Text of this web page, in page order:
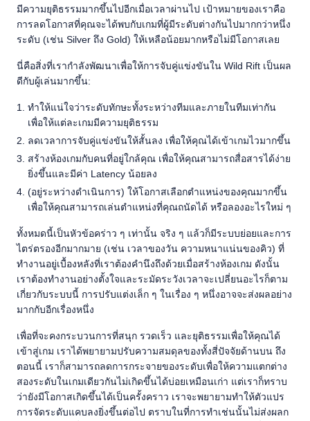
มีความยุติธรรมมากขึ้นไปอีกเมื่อเวลาผ่านไป เป้าหมายของเราคือ
การลดโอกาสที่คุณจะได้พบกับเกมที่ผู้มีระดับต่างกันไปมากกว่าหนึ่ง
ระดับ (เช่น Silver ถึง Gold) ให้เหลือน้อยมากหรือไม่มีโอกาสเลย
นี่คือสิ่งที่เรากำลังพัฒนาเพื่อให้การจับคู่แข่งขันใน Wild Rift เป็นผล
ดีกับผู้เล่นมากขึ้น:
ทำให้แน่ใจว่าระดับทักษะทั้งระหว่างทีมและภายในทีมเท่ากัน
เพื่อให้แต่ละเกมมีความยุติธรรม
ลดเวลาการจับคู่แข่งขันให้สั้นลง เพื่อให้คุณได้เข้าเกมไวมากขึ้น
สร้างห้องเกมกับคนที่อยู่ใกล้คุณ เพื่อให้คุณสามารถสื่อสารได้ง่าย
ยิ่งขึ้นและมีค่า Latency น้อยลง
(อยู่ระหว่างดำเนินการ) ให้โอกาสเลือกตำแหน่งของคุณมากขึ้น
เพื่อให้คุณสามารถเล่นตำแหน่งที่คุณถนัดได้ หรือลองอะไรใหม่ ๆ
ทั้งหมดนี้เป็นหัวข้อคร่าว ๆ เท่านั้น จริง ๆ แล้วก็มีระบบย่อยและการ
ไตร่ตรองอีกมากมาย (เช่น เวลาของวัน ความหนาแน่นของคิว) ที่
ทำงานอยู่เบื้องหลังที่เราต้องคำนึงถึงด้วยเมื่อสร้างห้องเกม ดังนั้น
เราต้องทำงานอย่างตั้งใจและระมัดระวังเวลาจะเปลี่ยนอะไรก็ตาม
เกี่ยวกับระบบนี้ การปรับแต่งเล็ก ๆ ในเรื่อง ๆ หนึ่งอาจจะส่งผลอย่าง
มากกับอีกเรื่องหนึ่ง
เพื่อที่จะคงกระบวนการที่สนุก รวดเร็ว และยุติธรรมเพื่อให้คุณได้
เข้าสู่เกม เราได้พยายามปรับความสมดุลของทั้งสี่ปัจจัยด้านบน ถึง
ตอนนี้ เราก็สามารถลดการกระจายของระดับเพื่อให้ความแตกต่าง
สองระดับในเกมเดียวกันไม่เกิดขึ้นได้บ่อยเหมือนเก่า แต่เราก็ทราบ
ว่ายังมีโอกาสเกิดขึ้นได้เป็นครั้งคราว เราจะพยายามทำให้ตัวแปร
การจัดระดับแคบลงยิ่งขึ้นต่อไป ตราบในที่การทำเช่นนั้นไม่ส่งผลก